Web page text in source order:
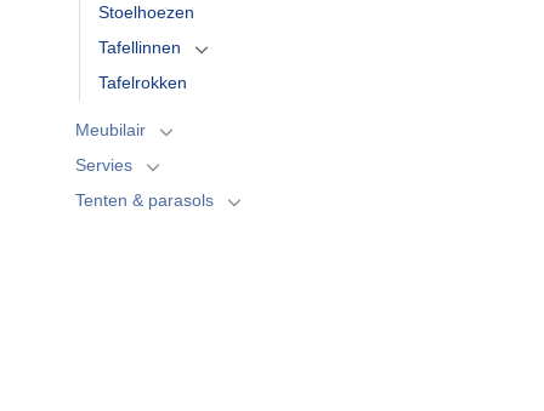
Stoelhoezen
Tafellinnen
Tafelrokken
Meubilair
Servies
Tenten & parasols